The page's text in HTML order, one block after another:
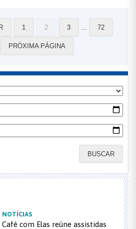
1 2 3 72
PRÓXIMA PÁGINA
BUSCAR
NOTÍCIAS
Café com Elas reúne assistidas